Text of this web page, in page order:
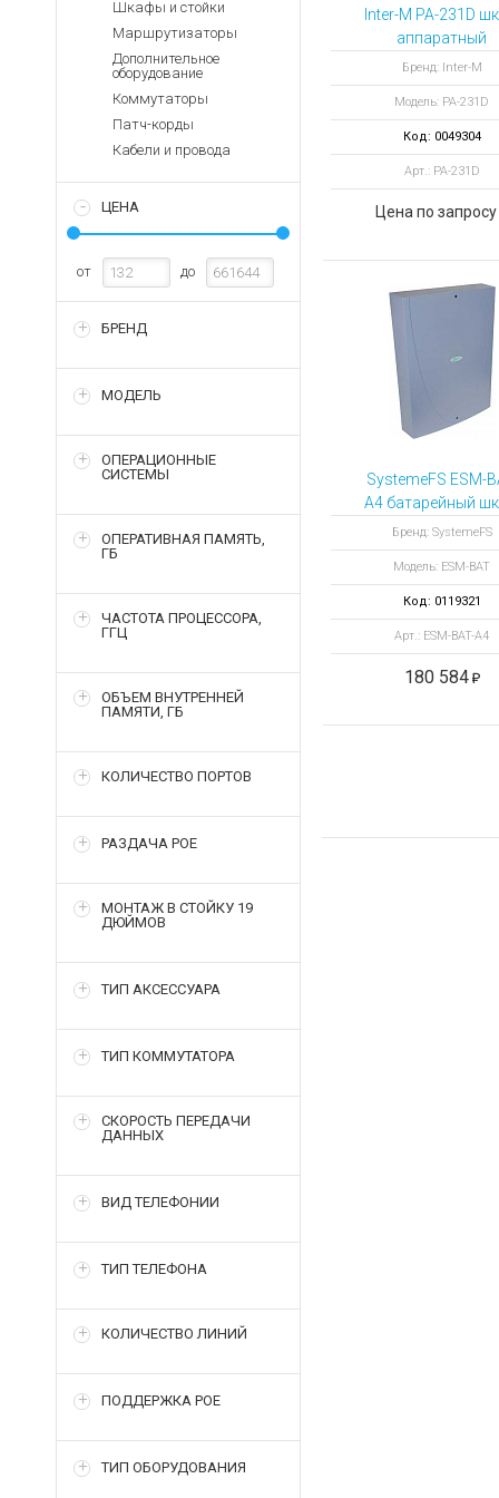
Запасные
Терминалы
оплаты
Архивные
Аккумуляторы для
Зарядные устройства
Архивные товары
Шкафы и стойки
Маршрутизаторы
Дополнительное
оборудование
Коммутаторы
Патч-корды
Кабели и провода
ЦЕНА
от до
БРЕНД
МОДЕЛЬ
ОПЕРАЦИОННЫЕ
СИСТЕМЫ
ОПЕРАТИВНАЯ ПАМЯТЬ,
ГБ
ЧАСТОТА ПРОЦЕССОРА,
ГГЦ
ОБЪЕМ ВНУТРЕННЕЙ
ПАМЯТИ, ГБ
КОЛИЧЕСТВО ПОРТОВ
РАЗДАЧА POE
МОНТАЖ В СТОЙКУ 19
ДЮЙМОВ
ТИП АКСЕССУАРА
ТИП КОММУТАТОРА
СКОРОСТЬ ПЕРЕДАЧИ
ДАННЫХ
ВИД ТЕЛЕФОНИИ
ТИП ТЕЛЕФОНА
КОЛИЧЕСТВО ЛИНИЙ
ПОДДЕРЖКА POE
ТИП ОБОРУДОВАНИЯ
Inter-M PA-231D
аппаратный
разборный 23U
Бренд: Inter-M
Модель: PA-231D
Код: 0049304
Арт.: PA-231D
Цена по запросу
SystemeFS ESM-
A4 батарейный
для установки
12 Ач
Бренд: SystemeFS
Модель: ESM-BAT
Код: 0119321
Арт.: ESM-BAT-A4
180 584